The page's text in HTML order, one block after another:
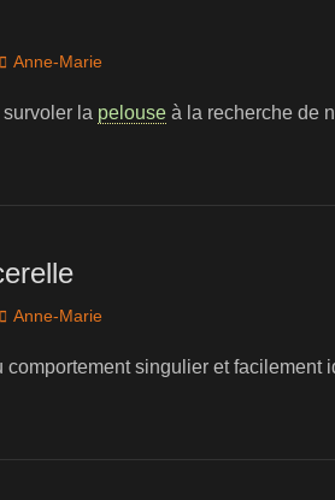
Author
Anne-Marie
la pelouse à la recherche de
Author
Anne-Marie
comportement singulier et facilement